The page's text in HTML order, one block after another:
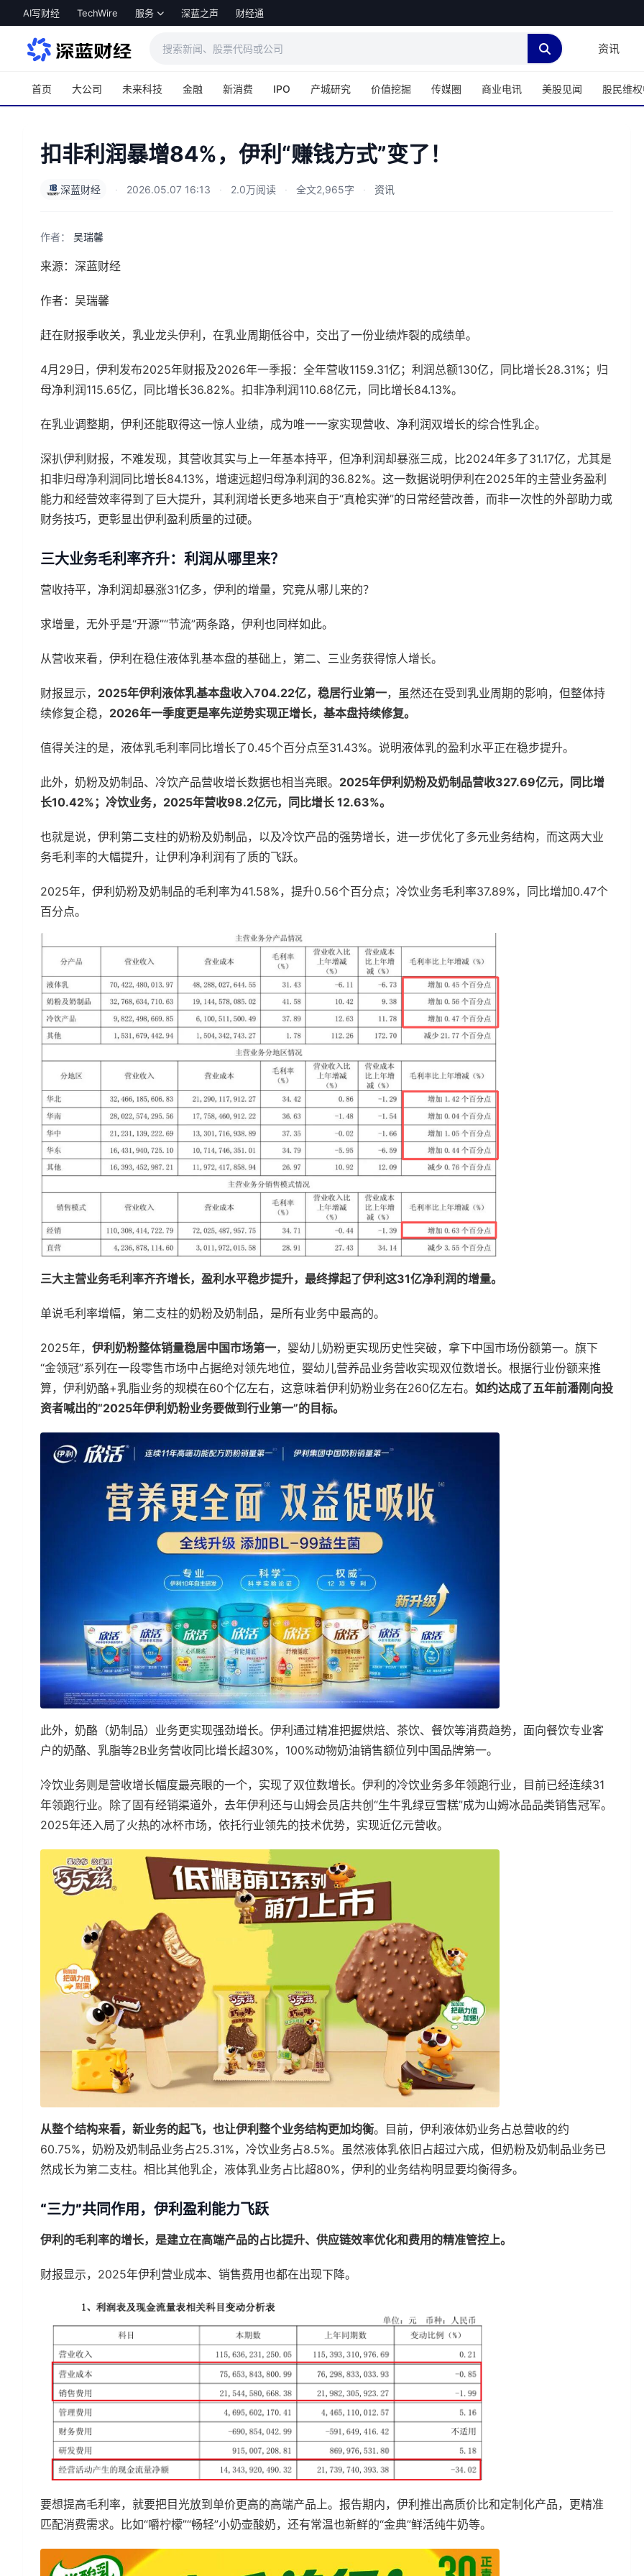
跳转到主内容
AI写财经 TechWire 服务 深蓝之声 财经通
资讯
首页 大公司 未来科技 金融 新消费 IPO 产城研究 价值挖掘 传媒圈 商业电讯 美股见闻 股民维
扣非利润暴增84%，伊利“赚钱方式”变了！
深蓝财经 · 2026.05.07 16:13 · 2.0万阅读 · 全文2,965字 · 资讯
作者： 吴瑞馨
来源：深蓝财经
作者：吴瑞馨
赶在财报季收关，乳业龙头伊利，在乳业周期低谷中，交出了一份业绩炸裂的成绩单。
4月29日，伊利发布2025年财报及2026年一季报：全年营收1159.31亿；利润总额130亿，同比增长28.31%；归
母净利润115.65亿，同比增长36.82%。扣非净利润110.68亿元，同比增长84.13%。
在乳业调整期，伊利还能取得这一惊人业绩，成为唯一一家实现营收、净利润双增长的综合性乳企。
深扒伊利财报，不难发现，其营收其实与上一年基本持平，但净利润却暴涨三成，比2024年多了31.17亿，尤其是
扣非归母净利润同比增长84.13%，增速远超归母净利润的36.82%。这一数据说明伊利在2025年的主营业务盈利
能力和经营效率得到了巨大提升，其利润增长更多地来自于“真枪实弹”的日常经营改善，而非一次性的外部助力或
财务技巧，更彰显出伊利盈利质量的过硬。
三大业务毛利率齐升：利润从哪里来？
营收持平，净利润却暴涨31亿多，伊利的增量，究竟从哪儿来的？
求增量，无外乎是“开源”“节流”两条路，伊利也同样如此。
从营收来看，伊利在稳住液体乳基本盘的基础上，第二、三业务获得惊人增长。
财报显示， 2025年伊利液体乳基本盘收入704.22亿，稳居行业第一，虽然还在受到乳业周期的影响，但整体持
续修复企稳， 2026年一季度更是率先逆势实现正增长，基本盘持续修复。
值得关注的是，液体乳毛利率同比增长了0.45个百分点至31.43%。说明液体乳的盈利水平正在稳步提升。
此外，奶粉及奶制品、冷饮产品营收增长数据也相当亮眼。 2025年伊利奶粉及奶制品营收327.69亿元，同比增
长10.42%；冷饮业务，2025年营收98.2亿元，同比增长 12.63%。
也就是说，伊利第二支柱的奶粉及奶制品，以及冷饮产品的强势增长，进一步优化了多元业务结构，而这两大业
务毛利率的大幅提升，让伊利净利润有了质的飞跃。
2025年，伊利奶粉及奶制品的毛利率为41.58%，提升0.56个百分点；冷饮业务毛利率37.89%，同比增加0.47个
百分点。
三大主营业务毛利率齐齐增长，盈利水平稳步提升，最终撑起了伊利这31亿净利润的增量。
单说毛利率增幅，第二支柱的奶粉及奶制品，是所有业务中最高的。
2025年， 伊利奶粉整体销量稳居中国市场第一，婴幼儿奶粉更实现历史性突破，拿下中国市场份额第一。旗下
“金领冠”系列在一段零售市场中占据绝对领先地位，婴幼儿营养品业务营收实现双位数增长。根据行业份额来推
算，伊利奶酪+乳脂业务的规模在60个亿左右，这意味着伊利奶粉业务在260亿左右。 如约达成了五年前潘刚向投
资者喊出的“2025年伊利奶粉业务要做到行业第一”的目标。
此外，奶酪（奶制品）业务更实现强劲增长。伊利通过精准把握烘焙、茶饮、餐饮等消费趋势，面向餐饮专业客
户的奶酪、乳脂等2B业务营收同比增长超30%，100%动物奶油销售额位列中国品牌第一。
冷饮业务则是营收增长幅度最亮眼的一个，实现了双位数增长。伊利的冷饮业务多年领跑行业，目前已经连续31
年领跑行业。除了固有经销渠道外，去年伊利还与山姆会员店共创“生牛乳绿豆雪糕”成为山姆冰品品类销售冠军。
2025年还入局了火热的冰杯市场，依托行业领先的技术优势，实现近亿元营收。
从整个结构来看，新业务的起飞，也让伊利整个业务结构更加均衡。目前，伊利液体奶业务占总营收的约
60.75%，奶粉及奶制品业务占25.31%，冷饮业务占8.5%。虽然液体乳依旧占超过六成，但奶粉及奶制品业务已
然成长为第二支柱。相比其他乳企，液体乳业务占比超80%，伊利的业务结构明显要均衡得多。
“三力”共同作用，伊利盈利能力飞跃
伊利的毛利率的增长，是建立在高端产品的占比提升、供应链效率优化和费用的精准管控上。
财报显示，2025年伊利营业成本、销售费用也都在出现下降。
要想提高毛利率，就要把目光放到单价更高的高端产品上。报告期内，伊利推出高质价比和定制化产品，更精准
匹配消费需求。比如“嚼柠檬”“畅轻”小奶壶酸奶，还有常温也新鲜的“金典”鲜活纯牛奶等。